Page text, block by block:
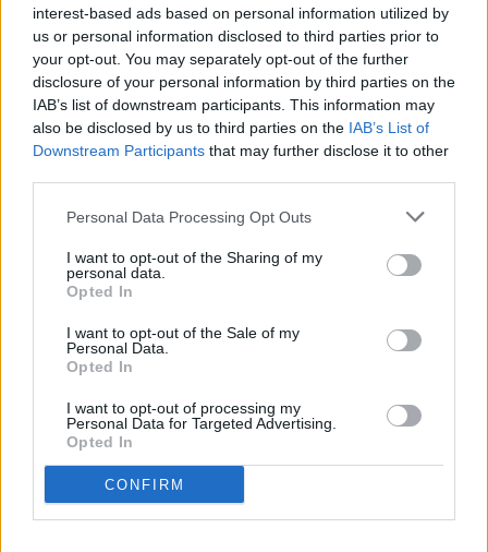
interest-based ads based on personal information utilized by
us or personal information disclosed to third parties prior to
your opt-out. You may separately opt-out of the further
disclosure of your personal information by third parties on the
IAB’s list of downstream participants. This information may
also be disclosed by us to third parties on the IAB’s List of
Downstream Participants that may further disclose it to other
Personal Data Processing Opt Outs
I want to opt-out of the Sharing of my
personal data.
Opted In
I want to opt-out of the Sale of my
Personal Data.
Opted In
I want to opt-out of processing my
Personal Data for Targeted Advertising.
Opted In
CONFIRM